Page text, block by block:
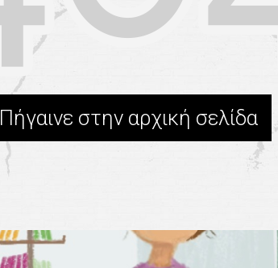
Πήγαινε στην αρχική σελίδα